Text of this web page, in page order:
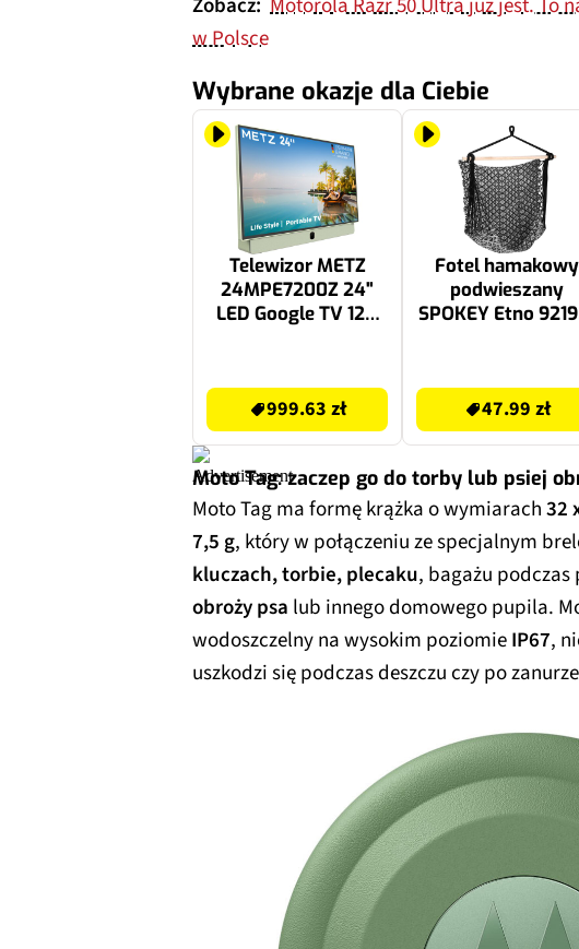
Zobacz: Motorola Razr 50 Ultra już jest. To
w Polsce
Wybrane okazje dla Ciebie
Telewizor METZ
24MPE7200Z 24"
LED Google TV 12V
999.63 zł
Fotel hamakowy
podwieszany
SPOKEY Etno
47.99 zł
Moto Tag: zaczep go do torby lub psiej
Moto Tag ma formę krążka o wymiarach32
7,5 g, który w połączeniu ze specjalnym
kluczach, torbie, plecaku, bagażu podczas
obroży psa lub innego domowego pupila.
wodoszczelny na wysokim poziomieIP67,
uszkodzi się podczas deszczu czy po